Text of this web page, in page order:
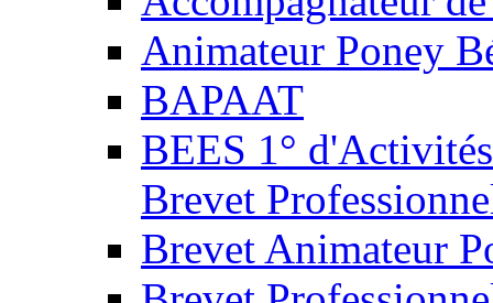
Animateur Poney
BAPAAT
BEES 1°
Brevet
Brevet Animateur